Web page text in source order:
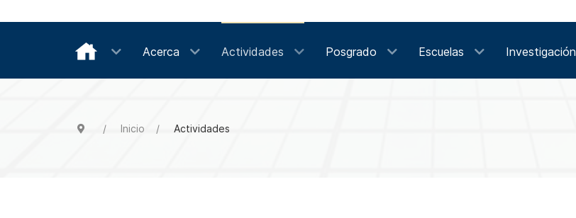
Acerca Actividades Posgrado Escuelas Investigación
Inicio Actividades